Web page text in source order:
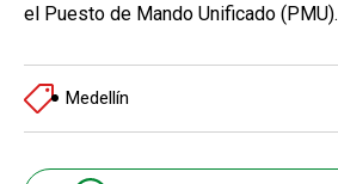
el Puesto de Mando Unificado (PMU).
Medellín